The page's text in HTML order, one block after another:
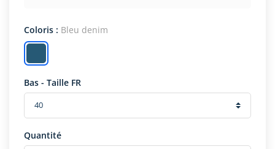
Coloris : Bleu denim
Bas - Taille FR
Quantité